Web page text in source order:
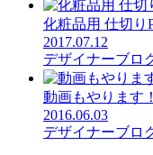
化粧品用 仕切り
2017.07.12
デザイナーブロ
動画もやります！
2016.06.03
デザイナーブロ